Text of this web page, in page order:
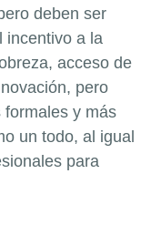
deben ser
incentivo a la
acceso de
pero
formales y más
un todo, al igual
para